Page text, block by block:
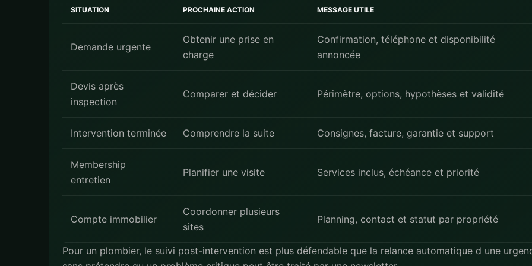
SITUATION PROCHAINE ACTION MESSAGE UTILE
Demande urgente
Obtenir une prise en
charge
Confirmation, téléphone et disponibilité
annoncée
Devis après
inspection
Comparer et décider Périmètre, options, hypothèses et validité
Intervention terminée Comprendre la suite Consignes, facture, garantie et support
Membership
entretien
Planifier une visite Services inclus, échéance et priorité
Compte immobilier
Coordonner plusieurs
sites
Planning, contact et statut par propriété
Pour un plombier, le suivi post-intervention est plus défendable que la relance automatique d une